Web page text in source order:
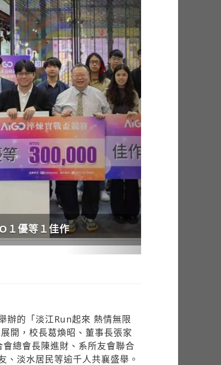
開，校長葛煥昭、董事長張家
總會長陳進財、系所友會聯合
淡水居民等逾千人共襄盛舉。